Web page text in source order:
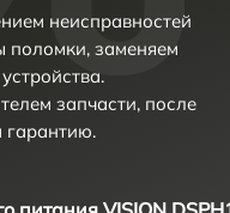
неисправностей
поломки, заменяем
запчасти, после
гарантию.